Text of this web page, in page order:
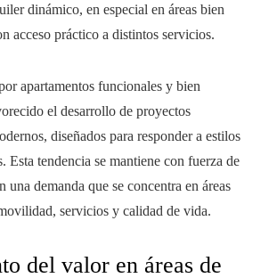
dinámico, en especial en áreas bien
acceso práctico a distintos servicios.
apartamentos funcionales y bien
el desarrollo de proyectos
diseñados para responder a estilos
Esta tendencia se mantiene con fuerza de
una demanda que se concentra en áreas
servicios y calidad de vida.
del valor en áreas de